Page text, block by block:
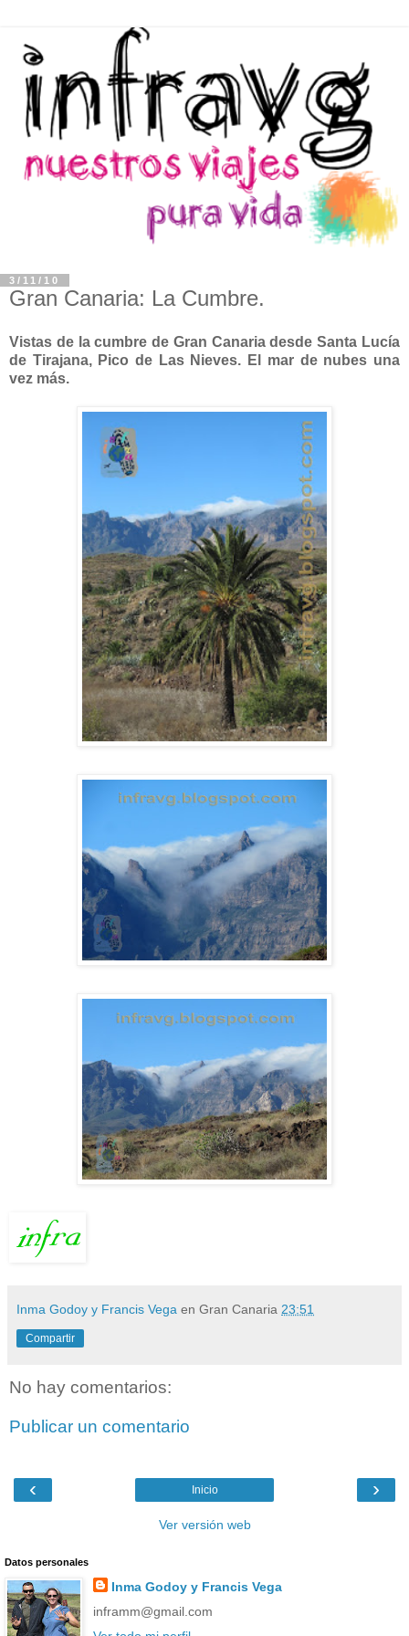
3/11/10
Gran Canaria: La Cumbre.
Vistas de la cumbre de Gran Canaria desde Santa Lucía
de Tirajana, Pico de Las Nieves. El mar de nubes una
vez más.
Inma Godoy y Francis Vega en Gran Canaria 23:51
Compartir
No hay comentarios:
Publicar un comentario
‹ ›
Inicio
Ver versión web
Datos personales
Inma Godoy y Francis Vega
inframm@gmail.com